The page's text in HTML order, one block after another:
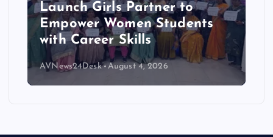
Launch Girls Partner to
Empower Women Students
with Career Skills
AVNews24Desk August 4, 2026